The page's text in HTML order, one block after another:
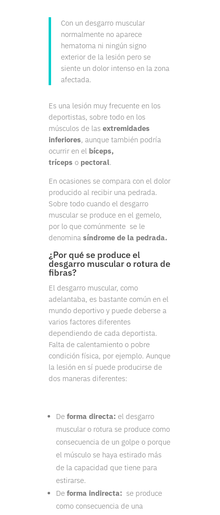
Con un desgarro muscular
normalmente no aparece
hematoma ni ningún signo
exterior de la lesión pero se
siente un dolor intenso en la zona
afectada.
Es una lesión muy frecuente en los
deportistas, sobre todo en los
músculos de las extremidades
inferiores, aunque también podría
ocurrir en elbíceps,
tríceps o pectoral.
En ocasiones se compara con el dolor
producido al recibir una pedrada.
Sobre todo cuando el desgarro
muscular se produce en el gemelo,
por lo que comúnmente se le
denomina síndrome de la pedrada.
¿Por qué se produce el
desgarro muscular o rotura de
fibras?
El desgarro muscular, como
adelantaba, es bastante común en el
mundo deportivo y puede deberse a
varios factores diferentes
dependiendo de cada deportista.
Falta de calentamiento o pobre
condición física, por ejemplo. Aunque
la lesión en sí puede producirse de
dos maneras diferentes:
De forma directa: el desgarro
muscular o rotura se produce como
consecuencia de un golpe o porque
el músculo se haya estirado más
de la capacidad que tiene para
estirarse.
De forma indirecta: se produce
como consecuencia de una